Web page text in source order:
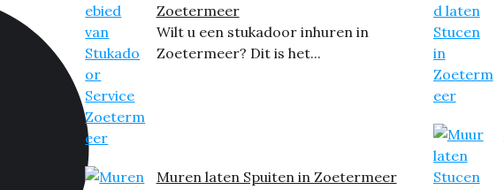
Zoetermeer
Wilt u een stukadoor inhuren in
Zoetermeer? Dit is het...
Muren laten Spuiten in Zoetermeer